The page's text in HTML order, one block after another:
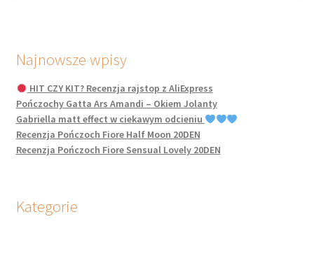
Najnowsze wpisy
HIT CZY KIT? Recenzja rajstop z AliExpress
Pończochy Gatta Ars Amandi – Okiem Jolanty
Gabriella matt effect w ciekawym odcieniu
Recenzja Pończoch Fiore Half Moon 20DEN
Recenzja Pończoch Fiore Sensual Lovely 20DEN
Kategorie